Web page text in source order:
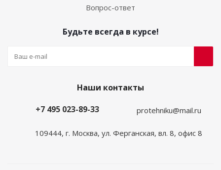
Вопрос-ответ
Будьте всегда в курсе!
Наши контакты
+7 495 023-89-33
protehniku@mail.ru
109444, г. Москва, ул. Ферганская, вл. 8, офис 8